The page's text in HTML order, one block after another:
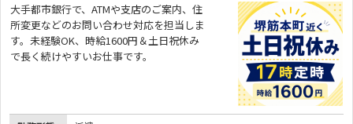
大手都市銀行で、ATMや支店のご案内、住
所変更などのお問い合わせ対応を担当しま
す。未経験OK、時給1600円＆土日祝休み
で長く続けやすいお仕事です。